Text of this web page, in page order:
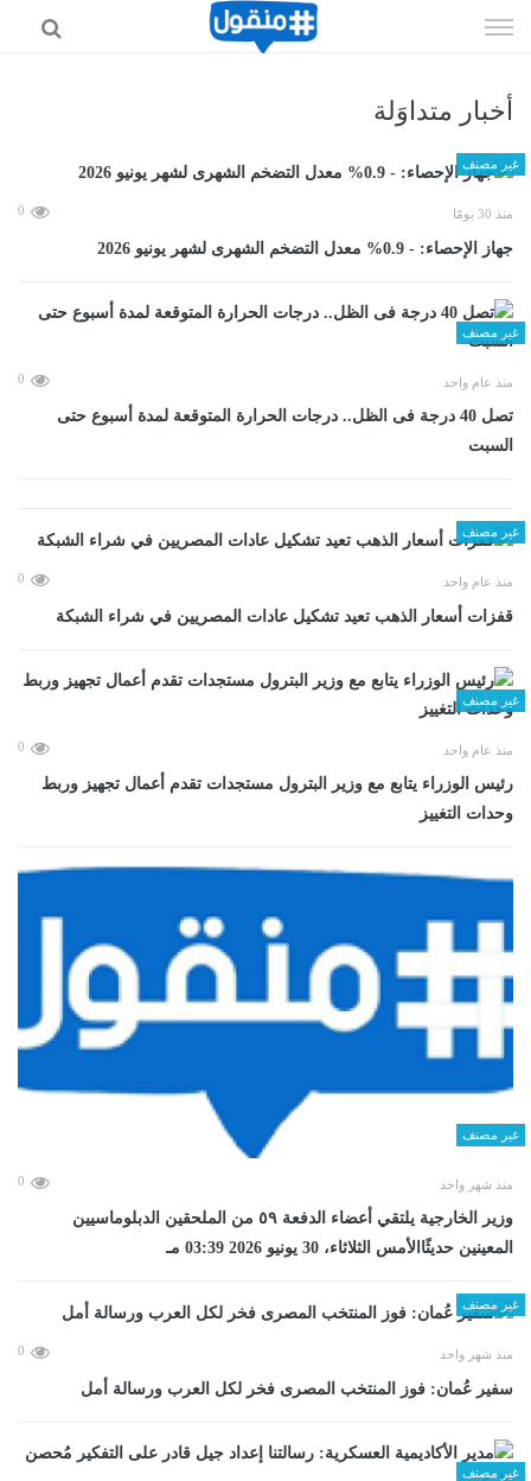
الى
أخبار متداوَلة
غير مصنف
منذ 30 يومًا 0
جهاز الإحصاء: - 0.9% معدل التضخم الشهرى لشهر يونيو 2026
غير مصنف
منذ عام واحد 0
تصل 40 درجة فى الظل.. درجات الحرارة المتوقعة لمدة أسبوع حتى
السبت
غير مصنف
منذ عام واحد 0
قفزات أسعار الذهب تعيد تشكيل عادات المصريين في شراء الشبكة
غير مصنف
منذ عام واحد 0
رئيس الوزراء يتابع مع وزير البترول مستجدات تقدم أعمال تجهيز وربط
وحدات التغييز
غير مصنف
منذ شهر واحد 0
وزير الخارجية يلتقي أعضاء الدفعة ٥٩ من الملحقين الدبلوماسيين
المعينين حديثًاالأمس الثلاثاء، 30 يونيو 2026 03:39 مـ
غير مصنف
منذ شهر واحد 0
سفير عُمان: فوز المنتخب المصرى فخر لكل العرب ورسالة أمل
غير مصنف